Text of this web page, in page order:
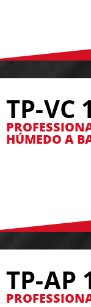
TP-VC
HÚMEDO A
TP-AP